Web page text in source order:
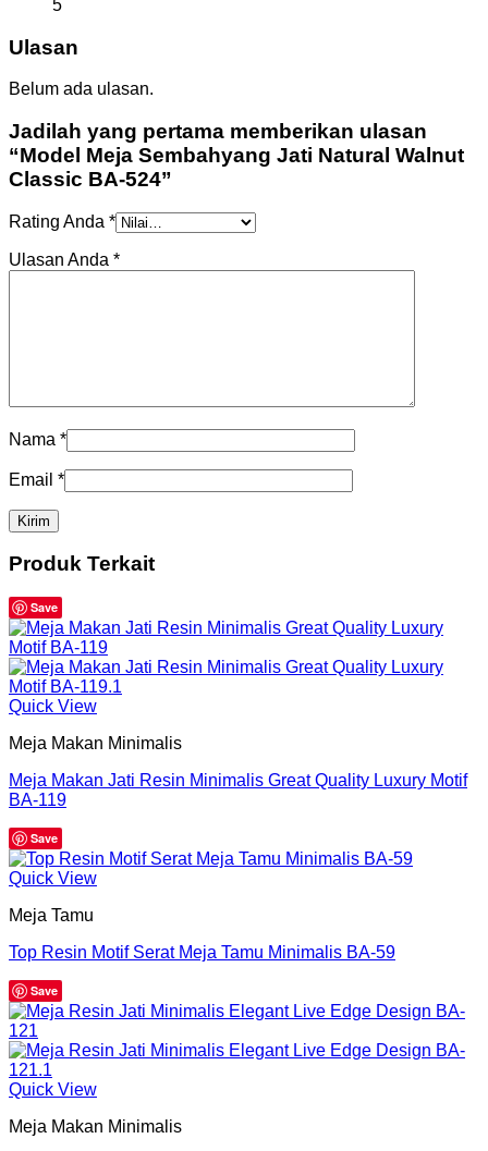
5
Ulasan
Belum ada ulasan.
Jadilah yang pertama memberikan ulasan
“Model Meja Sembahyang Jati Natural Walnut
Classic BA-524”
Rating Anda *
Ulasan Anda *
Nama *
Email *
Produk Terkait
Save
Quick View
Meja Makan Minimalis
Meja Makan Jati Resin Minimalis Great Quality Luxury Motif
BA-119
Save
Quick View
Meja Tamu
Top Resin Motif Serat Meja Tamu Minimalis BA-59
Save
Quick View
Meja Makan Minimalis